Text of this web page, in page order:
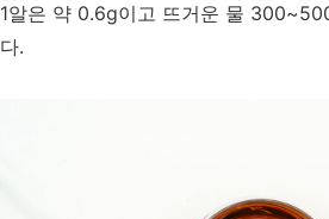
1알은 약 0.6g이고 뜨거운 물
다.